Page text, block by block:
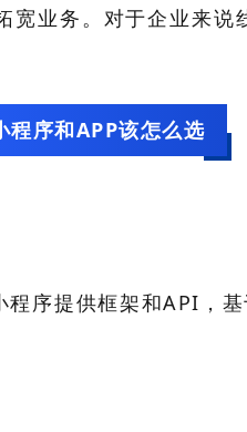
宽业务。对于企业来说
程序和APP该怎么选
序提供框架和API，